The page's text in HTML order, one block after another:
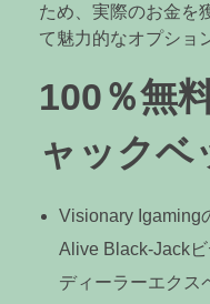
ため、実際のお金を
て魅力的なオプショ
100％無
ャックベ
Visionary Igaming
Alive Black-Jack
ディーラーエクス